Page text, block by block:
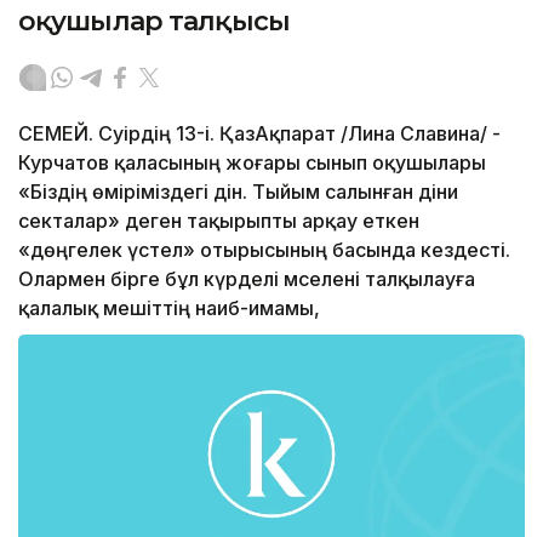
оқушылар талқысы
СЕМЕЙ. Сәуірдің 13-і. ҚазАқпарат /Лина Славина/ -
Курчатов қаласының жоғары сынып оқушылары
«Біздің өміріміздегі дін. Тыйым салынған діни
секталар» деген тақырыпты арқау еткен
«дөңгелек үстел» отырысының басында кездесті.
Олармен бірге бұл күрделі мәселені талқылауға
қалалық мешіттің наиб-имамы,